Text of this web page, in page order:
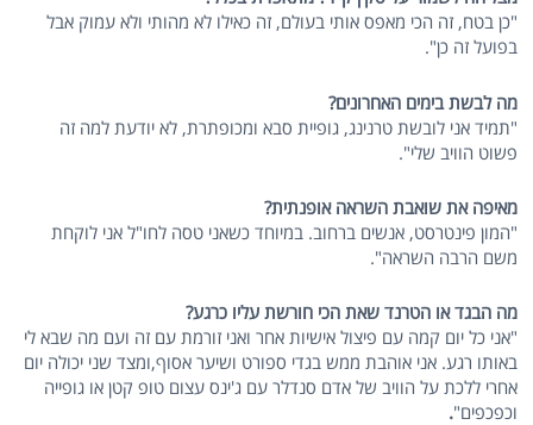
"כן בטח, זה הכי מאפס אותי בעולם, זה כאילו לא מהותי ולא עמוק אבל
בפועל זה כן".
מה לבשת בימים האחרונים?
"תמיד אני לובשת טרנינג, גופיית סבא ומכופתרת, לא יודעת למה זה
פשוט הוויב שלי".
מאיפה את שואבת השראה אופנתית?
"המון פינטרסט, אנשים ברחוב. במיוחד כשאני טסה לחו"ל אני לוקחת
משם הרבה השראה".
מה הבגד או הטרנד שאת הכי חורשת עליו כרגע?
"אני כל יום קמה עם פיצול אישיות אחר ואני זורמת עם זה ועם מה שבא לי
באותו רגע. אני אוהבת ממש בגדי ספורט ושיער אסוף,ומצד שני יכולה יום
אחרי ללכת על הוויב של אדם סנדלר עם ג'ינס עצום טופ קטן או גופייה
וכפכפים".